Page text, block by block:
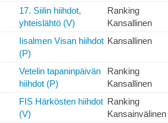
17. Siilin hiihdot,
yhteislähtö (V)
Ranking
Kansallinen
Iisalmen Visan hiihdot
(P)
Kansallinen
Vetelin tapaninpäivän
hiihdot (P)
Ranking
Kansallinen
FIS Härkösten hiihdot
(V)
Ranking
Kansainvälinen